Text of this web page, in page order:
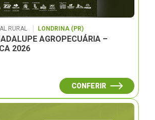
RURAL LONDRINA (PR)
AGROPECUÁRIA –
2026
CONFERIR